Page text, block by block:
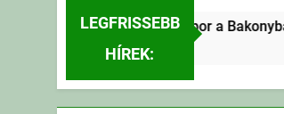
LEGFRISSEBB
HÍREK:
Erdei Vándortábor a
3 Nap Ezelőtt